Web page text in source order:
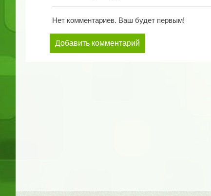
Нет комментариев. Ваш будет первым!
Добавить комментарий